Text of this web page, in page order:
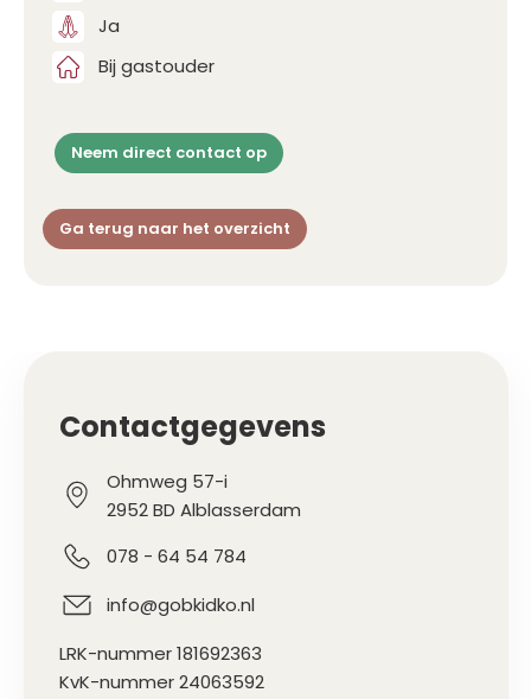
Ja
Bij gastouder
Neem direct contact op
Ga terug naar het overzicht
Contactgegevens
Ohmweg 57-i
2952 BD Alblasserdam
078 - 64 54 784
info@gobkidko.nl
LRK-nummer 181692363
KvK-nummer 24063592